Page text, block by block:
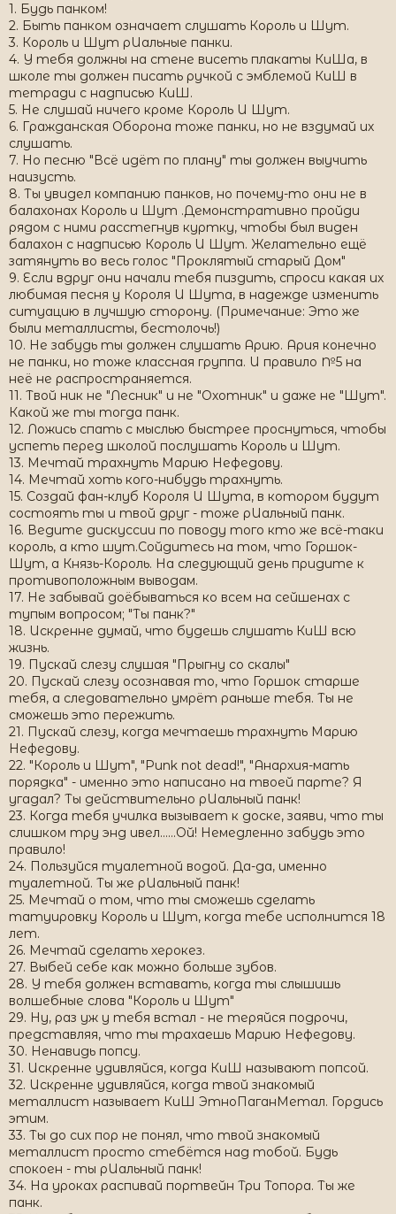
1. Будь панком!
2. Быть панком означает слушать Король и Шут.
3. Король и Шут рИальные панки.
4. У тебя должны на стене висеть плакаты КиШа, в
школе ты должен писать ручкой с эмблемой КиШ в
тетради с надписью КиШ.
5. Не слушай ничего кроме Король И Шут.
6. Гражданская Оборона тоже панки, но не вздумай их
слушать.
7. Но песню "Всё идёт по плану" ты должен выучить
наизусть.
8. Ты увидел компанию панков, но почему-то они не в
балахонах Король и Шут .Демонстративно пройди
рядом с ними расстегнув куртку, чтобы был виден
балахон с надписью Король И Шут. Желательно ещё
затянуть во весь голос "Проклятый старый Дом"
9. Если вдруг они начали тебя пиздить, спроси какая их
любимая песня у Короля И Шута, в надежде изменить
ситуацию в лучшую сторону. (Примечание: Это же
были металлисты, бестолочь!)
10. Не забудь ты должен слушать Арию. Ария конечно
не панки, но тоже классная группа. И правило №5 на
неё не распространяется.
11. Твой ник не "Лесник" и не "Охотник" и даже не "Шут".
Какой же ты тогда панк.
12. Ложись спать с мыслью быстрее проснуться, чтобы
успеть перед школой послушать Король и Шут.
13. Мечтай трахнуть Марию Нефедову.
14. Мечтай хоть кого-нибудь трахнуть.
15. Создай фан-клуб Короля И Шута, в котором будут
состоять ты и твой друг - тоже рИальный панк.
16. Ведите дискуссии по поводу того кто же всё-таки
король, а кто шут.Сойдитесь на том, что Горшок-
Шут, а Князь-Король. На следующий день придите к
противоположным выводам.
17. Не забывай доёбываться ко всем на сейшенах с
тупым вопросом; "Ты панк?"
18. Искренне думай, что будешь слушать КиШ всю
жизнь.
19. Пускай слезу слушая "Прыгну со скалы"
20. Пускай слезу осознавая то, что Горшок старше
тебя, а следовательно умрёт раньше тебя. Ты не
сможешь это пережить.
21. Пускай слезу, когда мечтаешь трахнуть Марию
Нефедову.
22. "Король и Шут", "Punk not dead!", "Анархия-мать
порядка" - именно это написано на твоей парте? Я
угадал? Ты действительно рИальный панк!
23. Когда тебя училка вызывает к доске, заяви, что ты
слишком тру энд ивел......Ой! Немедленно забудь это
правило!
24. Пользуйся туалетной водой. Да-да, именно
туалетной. Ты же рИальный панк!
25. Мечтай о том, что ты сможешь сделать
татуировку Король и Шут, когда тебе исполнится 18
лет.
26. Мечтай сделать херокез.
27. Выбей себе как можно больше зубов.
28. У тебя должен вставать, когда ты слышишь
волшебные слова "Король и Шут"
29. Ну, раз уж у тебя встал - не теряйся подрочи,
представляя, что ты трахаешь Марию Нефедову.
30. Ненавидь попсу.
31. Искренне удивляйся, когда КиШ называют попсой.
32. Искренне удивляйся, когда твой знакомый
металлист называет КиШ ЭтноПаганМетал. Гордись
этим.
33. Ты до сих пор не понял, что твой знакомый
металлист просто стебётся над тобой. Будь
спокоен - ты рИальный панк!
34. На уроках распивай портвейн Три Топора. Ты же
панк.